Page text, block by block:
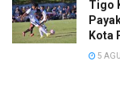
Tigo
Kota
5